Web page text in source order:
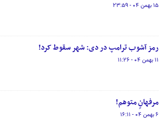
۱۵ بهمن ۰۴ - ۲۳:۵۹
رمز آشوب ترامپ در دی: شهر سقوط کرد!
۱۱ بهمن ۰۴ - ۱۱:۲۶
مرفهانٍ متوهم!
۶ بهمن ۰۴ - ۱۶:۱۱